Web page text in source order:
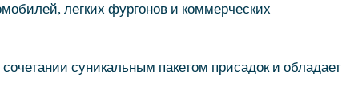
легких фургонов и коммерческих
суникальным пакетом присадок и обладает